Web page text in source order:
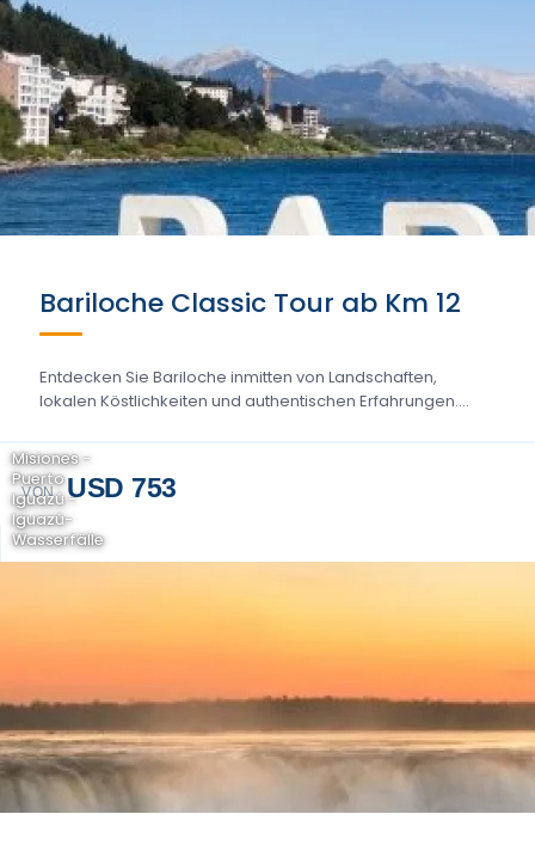
Bariloche Classic Tour ab Km 12
Entdecken Sie Bariloche inmitten von Landschaften,
lokalen Köstlichkeiten und authentischen Erfahrungen....
VON USD 753
Misiones -
Puerto
Iguazú -
Iguazú-
Wasserfälle